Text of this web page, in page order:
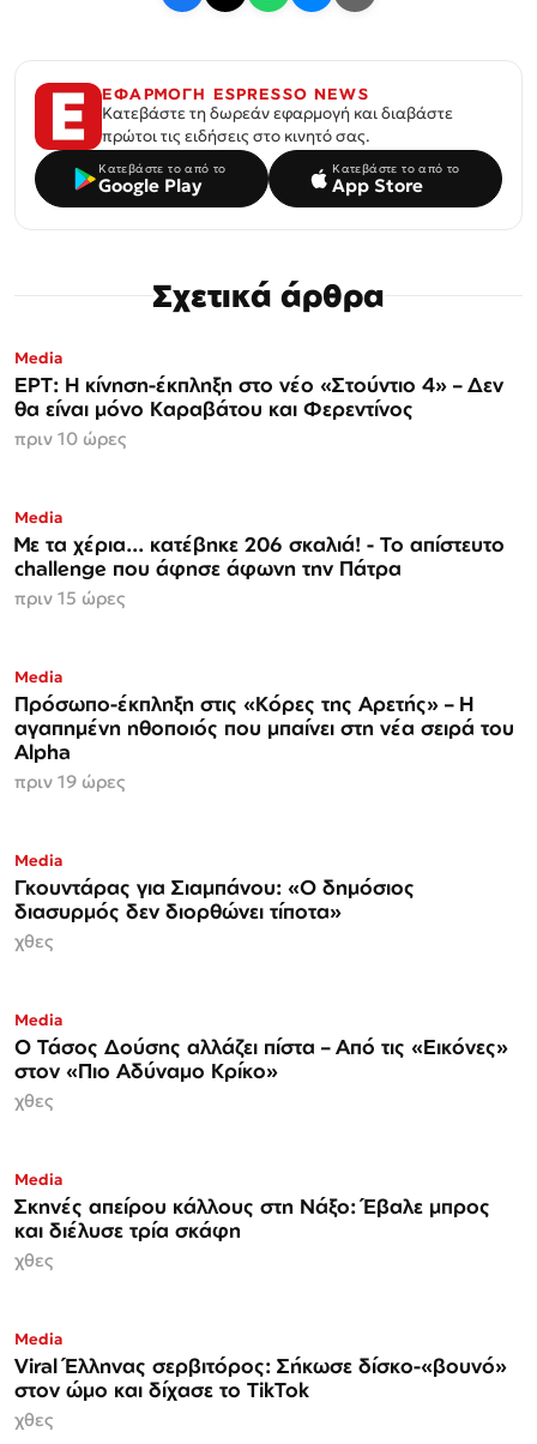
ΕΦΑΡΜΟΓΗ ESPRESSO NEWS
Κατεβάστε τη δωρεάν εφαρμογή και διαβάστε
πρώτοι τις ειδήσεις στο κινητό σας.
Κατεβάστε το από το
Google Play
Κατεβάστε το από το
App Store
Σχετικά άρθρα
Media
ΕΡΤ: Η κίνηση-έκπληξη στο νέο «Στούντιο 4» – Δεν
θα είναι μόνο Καραβάτου και Φερεντίνος
πριν 10 ώρες
Media
Με τα χέρια... κατέβηκε 206 σκαλιά! - Το απίστευτο
challenge που άφησε άφωνη την Πάτρα
πριν 15 ώρες
Media
Πρόσωπο-έκπληξη στις «Κόρες της Αρετής» – Η
αγαπημένη ηθοποιός που μπαίνει στη νέα σειρά του
Alpha
πριν 19 ώρες
Media
Γκουντάρας για Σιαμπάνου: «Ο δημόσιος
διασυρμός δεν διορθώνει τίποτα»
χθες
Media
Ο Τάσος Δούσης αλλάζει πίστα – Από τις «Εικόνες»
στον «Πιο Αδύναμο Κρίκο»
χθες
Media
Σκηνές απείρου κάλλους στη Νάξο: Έβαλε μπρος
και διέλυσε τρία σκάφη
χθες
Media
Viral Έλληνας σερβιτόρος: Σήκωσε δίσκο-«βουνό»
στον ώμο και δίχασε το TikTok
χθες